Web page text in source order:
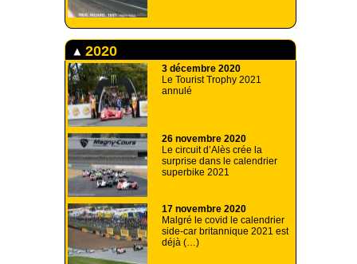
2020
3 décembre 2020
Le Tourist Trophy 2021
annulé
26 novembre 2020
Le circuit d’Alès crée la
surprise dans le calendrier
superbike 2021
17 novembre 2020
Malgré le covid le calendrier
side-car britannique 2021 est
déjà (…)